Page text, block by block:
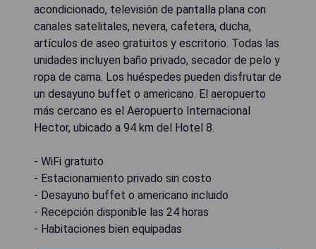
acondicionado, televisión de pantalla plana con
canales satelitales, nevera, cafetera, ducha,
artículos de aseo gratuitos y escritorio. Todas las
unidades incluyen baño privado, secador de pelo y
ropa de cama. Los huéspedes pueden disfrutar de
un desayuno buffet o americano. El aeropuerto
más cercano es el Aeropuerto Internacional
Hector, ubicado a 94 km del Hotel 8.
- WiFi gratuito
- Estacionamiento privado sin costo
- Desayuno buffet o americano incluido
- Recepción disponible las 24 horas
- Habitaciones bien equipadas